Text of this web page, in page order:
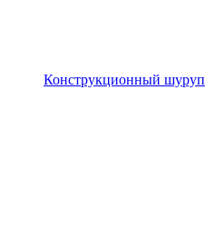
Конструкционный шуруп